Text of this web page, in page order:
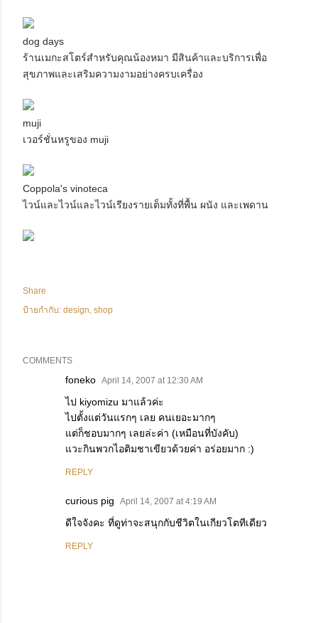
dog days
ร้านเมกะสโตร์สำหรับคุณน้องหมา มีสินค้าและบริการเพื่อ
สุขภาพและเสริมความงามอย่างครบเครื่อง
muji
เวอร์ชั่นหรูของ muji
Coppola's vinoteca
ไวน์และไวน์และไวน์เรียงรายเต็มทั้งที่พื้น ผนัง และเพดาน
Share
ป้ายกำกับ: design shop
COMMENTS
foneko April 14, 2007 at 12:30 AM
ไป kiyomizu มาแล้วค่ะ
ไปตั้งแต่วันแรกๆ เลย คนเยอะมากๆ
แต่ก็ชอบมากๆ เลยล่ะค่า (เหมือนที่บังคับ)
แวะกินพวกไอติมชาเขียวด้วยค่า อร่อยมาก :)
REPLY
curious pig April 14, 2007 at 4:19 AM
ดีใจจังคะ ที่ดูท่าจะสนุกกับชีวิตในเกียวโตทีเดียว
REPLY